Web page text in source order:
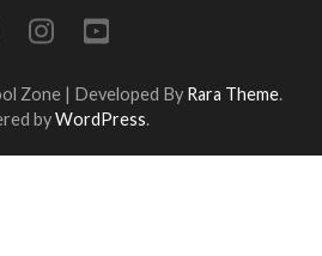
Zone | Developed By Rara Theme.
byWordPress.